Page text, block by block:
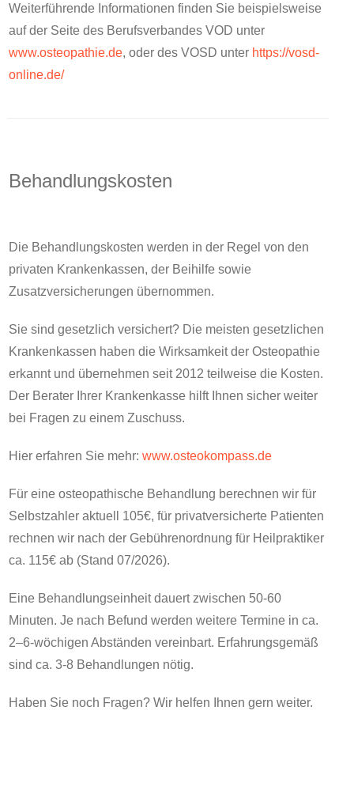
Weiterführende Informationen finden Sie beispielsweise
auf der Seite des Berufsverbandes VOD unter
www.osteopathie.de, oder des VOSD unter https://vosd-
online.de/
Behandlungskosten
Die Behandlungskosten werden in der Regel von den
privaten Krankenkassen, der Beihilfe sowie
Zusatzversicherungen übernommen.
Sie sind gesetzlich versichert? Die meisten gesetzlichen
Krankenkassen haben die Wirksamkeit der Osteopathie
erkannt und übernehmen seit 2012 teilweise die Kosten.
Der Berater Ihrer Krankenkasse hilft Ihnen sicher weiter
bei Fragen zu einem Zuschuss.
Hier erfahren Sie mehr: www.osteokompass.de
Für eine osteopathische Behandlung berechnen wir für
Selbstzahler aktuell 105€, für privatversicherte Patienten
rechnen wir nach der Gebührenordnung für Heilpraktiker
ca. 115€ ab (Stand 07/2026).
Eine Behandlungseinheit dauert zwischen 50-60
Minuten. Je nach Befund werden weitere Termine in ca.
2–6-wöchigen Abständen vereinbart. Erfahrungsgemäß
sind ca. 3-8 Behandlungen nötig.
Haben Sie noch Fragen? Wir helfen Ihnen gern weiter.